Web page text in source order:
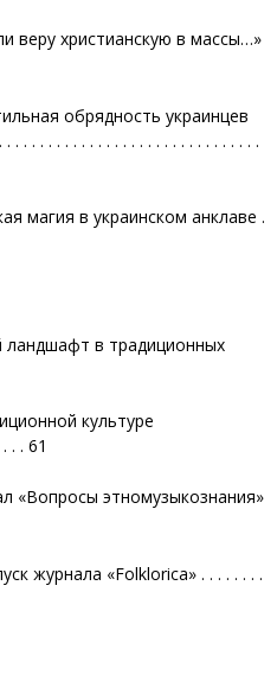
веру христианскую в массы…»
обрядность украинцев
. . . . . . . . . . . . . . . . . . . . . . . . . . . . .
магия в украинском анклаве .
ландшафт в традиционных
культуре
. . 61
«Вопросы этномузыкознания»
журнала «Folklorica» . . . . . . . .